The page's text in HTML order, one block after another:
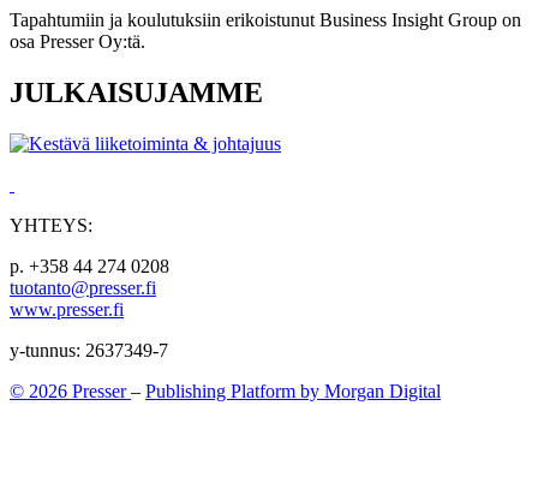
Tapahtumiin ja koulutuksiin erikoistunut Business Insight Group on
osa Presser Oy:tä.
JULKAISUJAMME
YHTEYS:
p. +358 44 274 0208
tuotanto@presser.fi
www.presser.fi
y-tunnus: 2637349-7
© 2026 Presser– Publishing Platform by Morgan Digital